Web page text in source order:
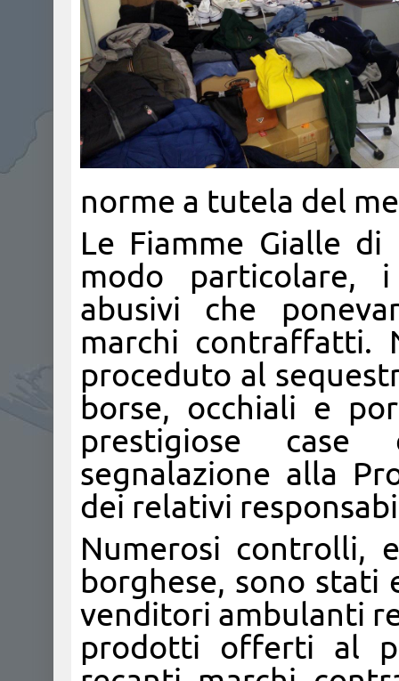
norme a tutela del
Le Fiamme Gialle
modo particolare,
abusivi che
marchi contraffatti.
proceduto al
borse, occhiali e
prestigiose
segnalazione alla
dei relativi
Numerosi controlli,
borghese, sono
venditori ambulanti
prodotti offerti al